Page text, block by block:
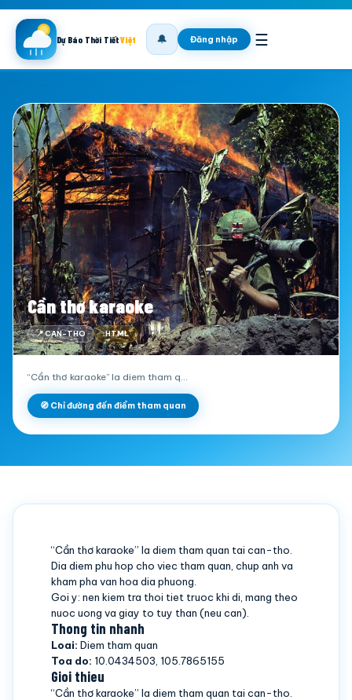
Dự Báo Thời TiếtViệt 🔔 Đăng nhập ☰
Cần thơ karaoke
📍 CAN-THO .HTML
“Cần thơ karaoke” la diem tham q…
🧭 Chỉ đường đến điểm tham quan
“Cần thơ karaoke” la diem tham quan tai can-tho.
Dia diem phu hop cho viec tham quan, chup anh va
kham pha van hoa dia phuong.
Goi y: nen kiem tra thoi tiet truoc khi di, mang theo
nuoc uong va giay to tuy than (neu can).
Thong tin nhanh
Loai: Diem tham quan
Toa do: 10.0434503, 105.7865155
Gioi thieu
“Cần thơ karaoke” la diem tham quan tai can-tho.